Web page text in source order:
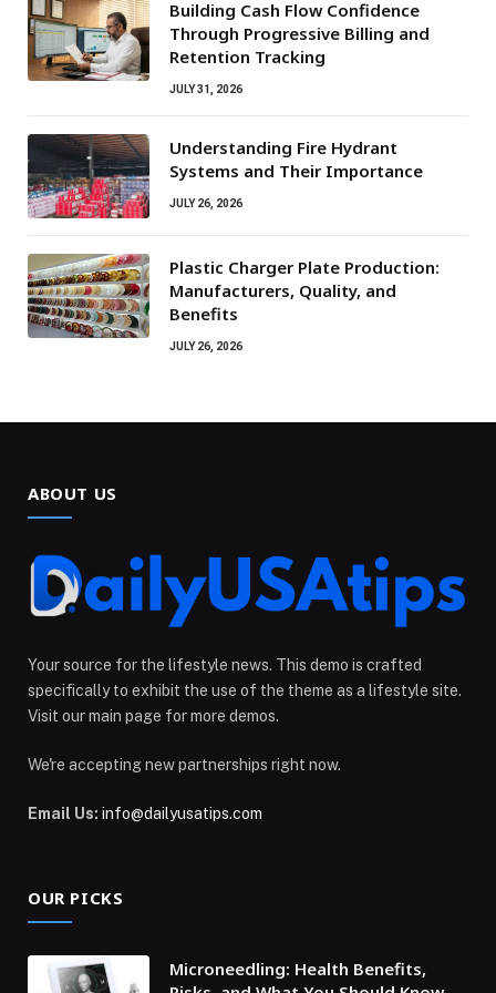
Building Cash Flow Confidence
Through Progressive Billing and
Retention Tracking
JULY 31, 2026
Understanding Fire Hydrant
Systems and Their Importance
JULY 26, 2026
Plastic Charger Plate Production:
Manufacturers, Quality, and
Benefits
JULY 26, 2026
ABOUT US
Your source for the lifestyle news. This demo is crafted
specifically to exhibit the use of the theme as a lifestyle site.
Visit our main page for more demos.
We're accepting new partnerships right now.
Email Us: info@dailyusatips.com
OUR PICKS
Microneedling: Health Benefits,